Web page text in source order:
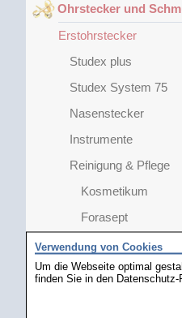
Ohrstecker und
Erstohrstecker
Studex plus
Studex System 75
Nasenstecker
Instrumente
Reinigung & Pflege
Kosmetikum
Forasept
Alkoholtupfer Softa
Hospisept
Verwendung von Cookies
Um die Webseite optimal
finden Sie in den Datenschutz-